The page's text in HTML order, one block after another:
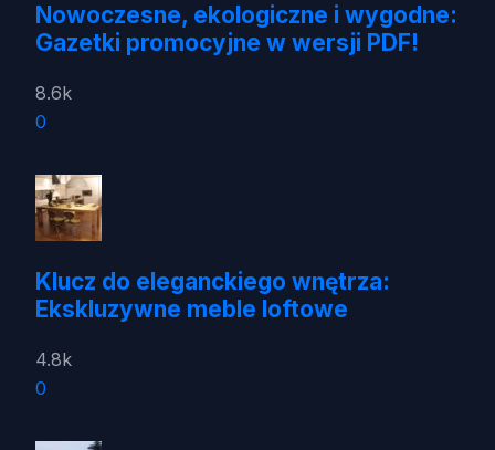
Nowoczesne, ekologiczne i wygodne:
Gazetki promocyjne w wersji PDF!
8.6k
0
Klucz do eleganckiego wnętrza:
Ekskluzywne meble loftowe
4.8k
0